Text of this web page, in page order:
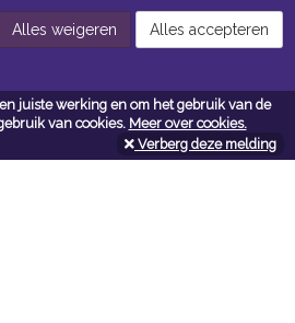
juiste werking en om het gebruik van de
van cookies. Meer over cookies.
Verberg deze melding
Alles weigeren Alles accepteren